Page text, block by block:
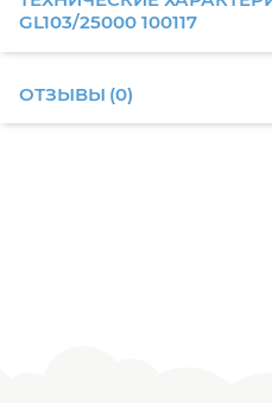
GL103/25000 100117
ОТЗЫВЫ (0)